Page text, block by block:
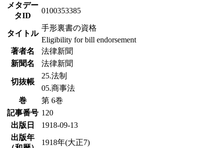
メタデー
タID
0100353385
タイトル
手形裏書の資格
Eligibility for bill endorsement
著者名
法律新聞
新聞名
法律新聞
切抜帳
25.法制
05.商事法
巻
第 6巻
記事番号 120
出版日
1918-09-13
出版年
1918年(大正7)